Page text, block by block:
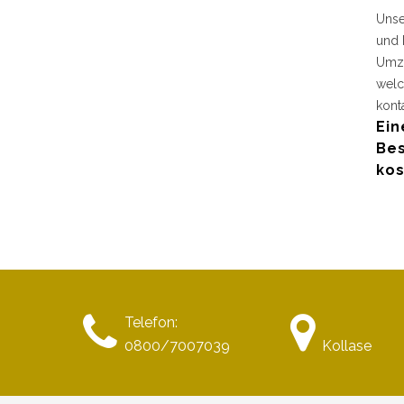
und
Telefon:
0800/7007039
Kollase